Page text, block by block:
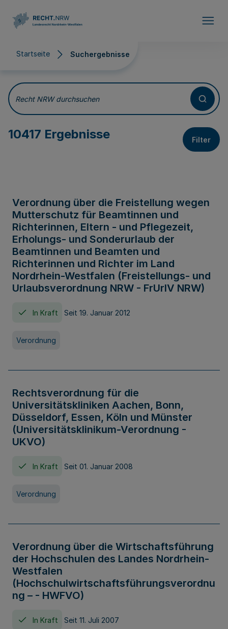
Startseite Suchergebnisse
Suchergebnisse
Recht NRW durchsuchen
10417 Ergebnisse Filter
Verordnung über die Freistellung wegen
Mutterschutz für Beamtinnen und
Richterinnen, Eltern - und Pflegezeit,
Erholungs- und Sonderurlaub der
Beamtinnen und Beamten und
Richterinnen und Richter im Land
Nordrhein-Westfalen (Freistellungs- und
Urlaubsverordnung NRW - FrUrlV NRW)
In Kraft Seit 19. Januar 2012
Verordnung
Rechtsverordnung für die
Universitätskliniken Aachen, Bonn,
Düsseldorf, Essen, Köln und Münster
(Universitätsklinikum-Verordnung -
UKVO)
In Kraft Seit 01. Januar 2008
Verordnung
Verordnung über die Wirtschaftsführung
der Hochschulen des Landes Nordrhein-
Westfalen
(Hochschulwirtschaftsführungsverordnu
ng – - HWFVO)
In Kraft Seit 11. Juli 2007